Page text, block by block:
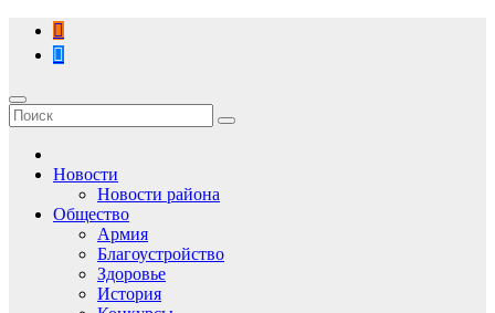
Перейти
содержимому
Новости
Новости района
Общество
Армия
Благоустройство
Здоровье
История